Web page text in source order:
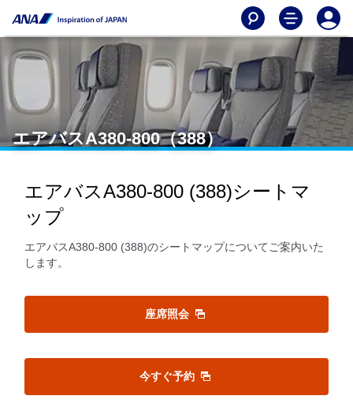
エアバスA380-800（388）
エアバスA380-800 (388)シートマ
ップ
エアバスA380-800 (388)のシートマップについてご案内いた
します。
座席照会
今すぐ予約